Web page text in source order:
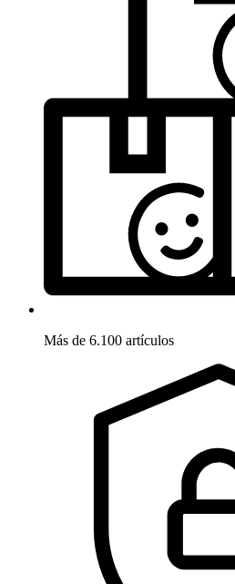
Más de 6.100 artículos